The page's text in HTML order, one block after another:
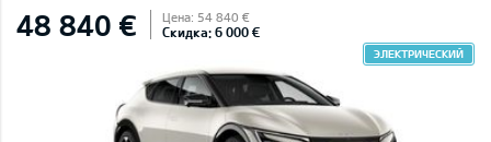
48 840 € Цена: 54 840 €
Скидка: 6 000 €
ЭЛЕКТРИЧЕСКИЙ